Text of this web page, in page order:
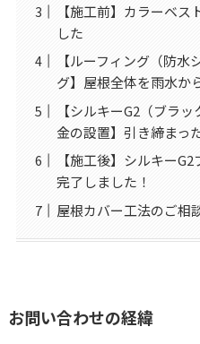
【施工前】カラーベ
した
【ルーフィング（防
グ】屋根全体を雨水か
【シルキーG2（ブラ
金の設置】引き締まっ
【施工後】シルキー
完了しました！
屋根カバー工法のご相
お問い合わせの経緯